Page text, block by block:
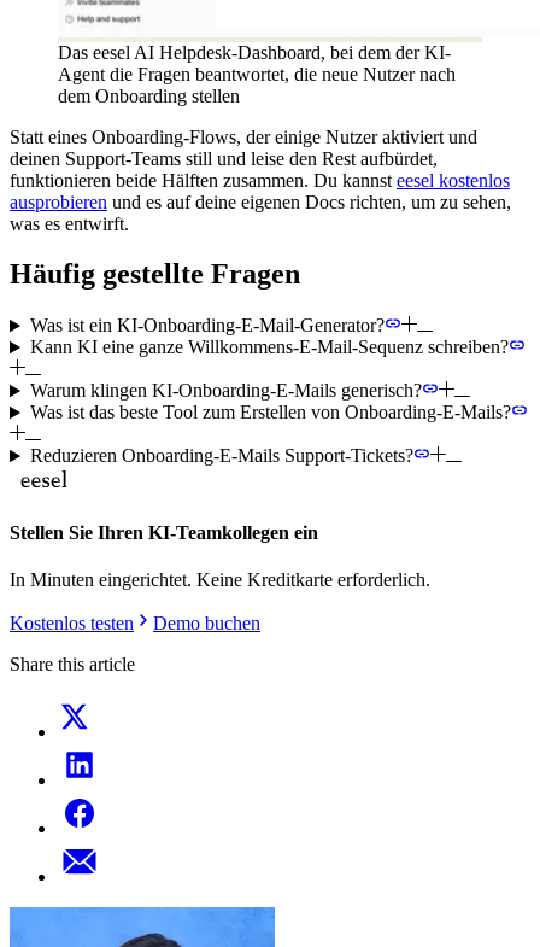
Das eesel AI Helpdesk-Dashboard, bei dem der KI-
Agent die Fragen beantwortet, die neue Nutzer nach
dem Onboarding stellen
Statt eines Onboarding-Flows, der einige Nutzer aktiviert und
deinen Support-Teams still und leise den Rest aufbürdet,
funktionieren beide Hälften zusammen. Du kannst eesel kostenlos
ausprobieren und es auf deine eigenen Docs richten, um zu sehen,
was es entwirft.
Häufig gestellte Fragen
Was ist ein KI-Onboarding-E-Mail-Generator?
Kann KI eine ganze Willkommens-E-Mail-Sequenz schreiben?
Warum klingen KI-Onboarding-E-Mails generisch?
Was ist das beste Tool zum Erstellen von Onboarding-E-Mails?
Reduzieren Onboarding-E-Mails Support-Tickets?
Stellen Sie Ihren KI-Teamkollegen ein
In Minuten eingerichtet. Keine Kreditkarte erforderlich.
Kostenlos testen
Demo buchen
Share this article